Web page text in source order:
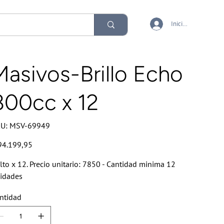
Iniciar sesión
Brillo Echo
x 12
SKU
MSV-
MSV-69949
x 12. Precio unitario: 7850 - Cantidad minima 12